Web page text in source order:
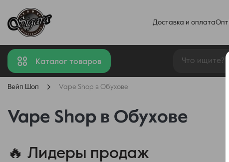
Доставка и оплатаОпт
Каталог товаров
Вейп Шоп Vape Shop в Обухове
Vape Shop в Обухове
🔥 Лидеры продаж